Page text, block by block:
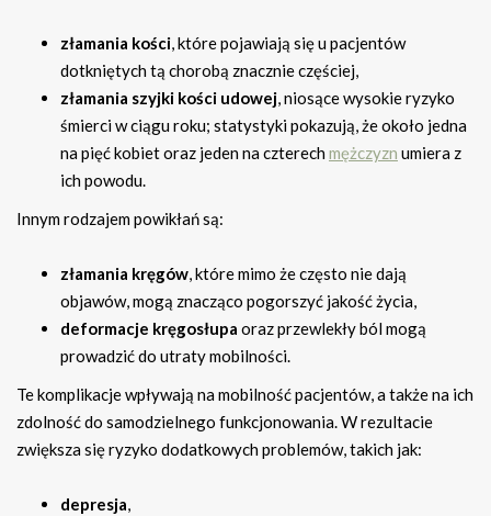
złamania kości, które pojawiają się u pacjentów
dotkniętych tą chorobą znacznie częściej,
złamania szyjki kości udowej, niosące wysokie ryzyko
śmierci w ciągu roku; statystyki pokazują, że około jedna
na pięć kobiet oraz jeden na czterechmężczyzn umiera z
ich powodu.
Innym rodzajem powikłań są:
złamania kręgów, które mimo że często nie dają
objawów, mogą znacząco pogorszyć jakość życia,
deformacje kręgosłupa oraz przewlekły ból mogą
prowadzić do utraty mobilności.
Te komplikacje wpływają na mobilność pacjentów, a także na ich
zdolność do samodzielnego funkcjonowania. W rezultacie
zwiększa się ryzyko dodatkowych problemów, takich jak:
depresja,